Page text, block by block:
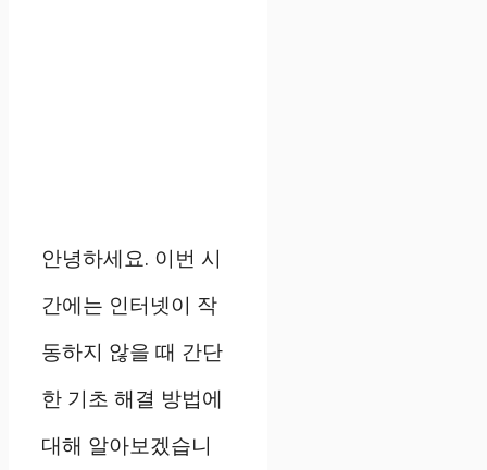
안녕하세요. 이번 시
간에는 인터넷이 작
동하지 않을 때 간단
한 기초 해결 방법에
대해 알아보겠습니